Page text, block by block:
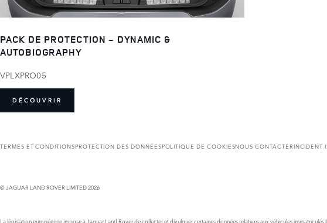
PACK DE PROTECTION - DYNAMIC &
AUTOBIOGRAPHY
VPLXPRO05
DÉCOUVRIR
TERMES ET CONDITIONSPROTECTION DES DONNÉESPOLITIQUE DE COOKIESNOUS CONTACTER INCIDENT
© JAGUAR LAND ROVER LIMITED 2026
La législation européenne impose à Jaguar Land Rover de collecter et divulguer certaines données relatives aux véhicules